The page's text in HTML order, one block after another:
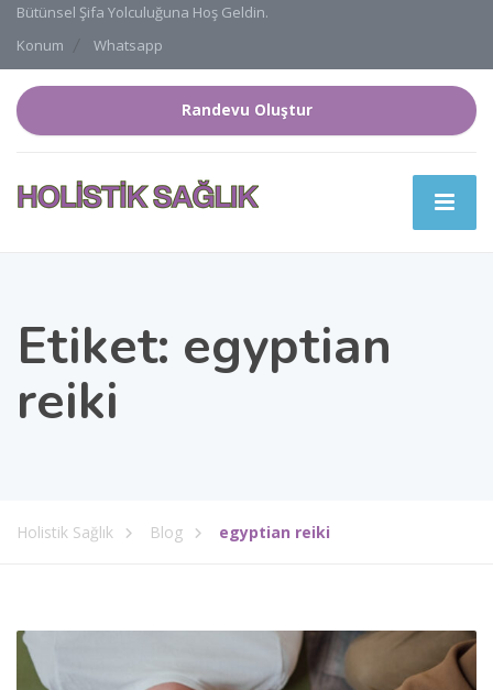
Bütünsel Şifa Yolculuğuna Hoş Geldin.
Konum
Whatsapp
Randevu Oluştur
Etiket: egyptian
reiki
Holistik Sağlık Blog egyptian reiki